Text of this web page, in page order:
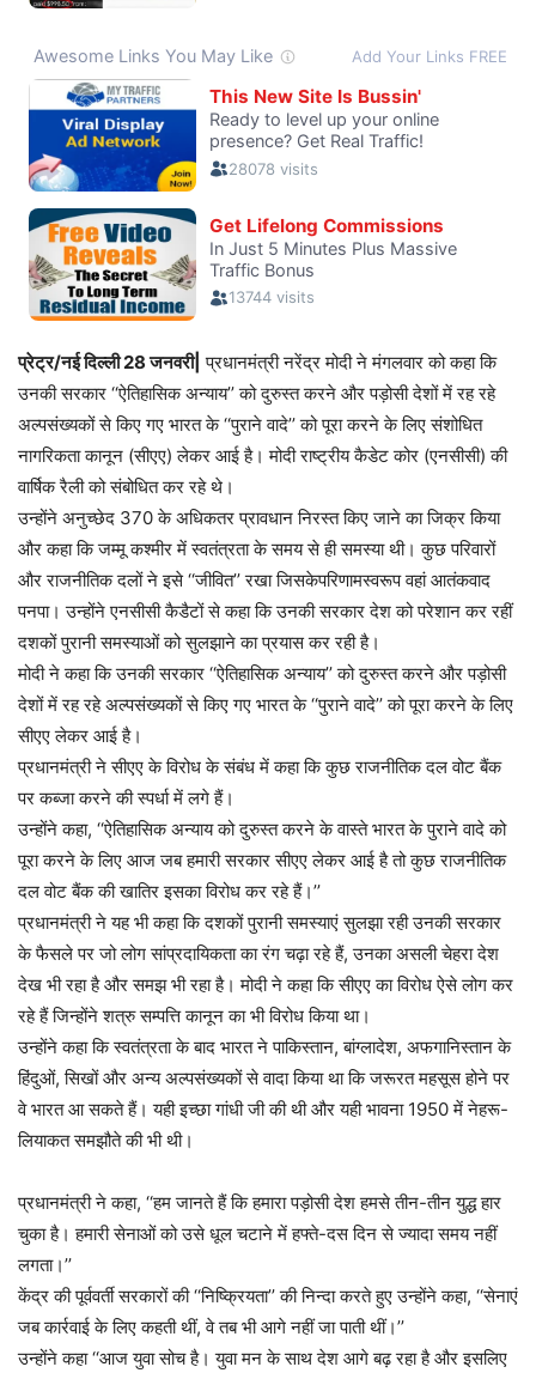
प्रेट्र/नई दिल्ली 28 जनवरी| प्रधानमंत्री नरेंद्र मोदी ने मंगलवार को कहा कि
उनकी सरकार ‘‘ऐतिहासिक अन्याय’’ को दुरुस्त करने और पड़ोसी देशों में रह रहे
अल्पसंख्यकों से किए गए भारत के ‘‘पुराने वादे’’ को पूरा करने के लिए संशोधित
नागरिकता कानून (सीएए) लेकर आई है। मोदी राष्ट्रीय कैडेट कोर (एनसीसी) की
वार्षिक रैली को संबोधित कर रहे थे।
उन्होंने अनुच्छेद 370 के अधिकतर प्रावधान निरस्त किए जाने का जिक्र किया
और कहा कि जम्मू कश्मीर में स्वतंत्रता के समय से ही समस्या थी। कुछ परिवारों
और राजनीतिक दलों ने इसे ‘‘जीवित’’ रखा जिसकेपरिणामस्वरूप वहां आतंकवाद
पनपा। उन्होंने एनसीसी कैडैटों से कहा कि उनकी सरकार देश को परेशान कर रहीं
दशकों पुरानी समस्याओं को सुलझाने का प्रयास कर रही है।
मोदी ने कहा कि उनकी सरकार ‘‘ऐतिहासिक अन्याय’’ को दुरुस्त करने और पड़ोसी
देशों में रह रहे अल्पसंख्यकों से किए गए भारत के ‘‘पुराने वादे’’ को पूरा करने के लिए
सीएए लेकर आई है।
प्रधानमंत्री ने सीएए के विरोध के संबंध में कहा कि कुछ राजनीतिक दल वोट बैंक
पर कब्जा करने की स्पर्धा में लगे हैं।
उन्होंने कहा, ‘‘ऐतिहासिक अन्याय को दुरुस्त करने के वास्ते भारत के पुराने वादे को
पूरा करने के लिए आज जब हमारी सरकार सीएए लेकर आई है तो कुछ राजनीतिक
दल वोट बैंक की खातिर इसका विरोध कर रहे हैं।’’
प्रधानमंत्री ने यह भी कहा कि दशकों पुरानी समस्याएं सुलझा रही उनकी सरकार
के फैसले पर जो लोग सांप्रदायिकता का रंग चढ़ा रहे हैं, उनका असली चेहरा देश
देख भी रहा है और समझ भी रहा है। मोदी ने कहा कि सीएए का विरोध ऐसे लोग कर
रहे हैं जिन्होंने शत्रु सम्पत्ति कानून का भी विरोध किया था।
उन्होंने कहा कि स्वतंत्रता के बाद भारत ने पाकिस्तान, बांग्लादेश, अफगानिस्तान के
हिंदुओं, सिखों और अन्य अल्पसंख्यकों से वादा किया था कि जरूरत महसूस होने पर
वे भारत आ सकते हैं। यही इच्छा गांधी जी की थी और यही भावना 1950 में नेहरू-
लियाकत समझौते की भी थी।
प्रधानमंत्री ने कहा, ‘‘हम जानते हैं कि हमारा पड़ोसी देश हमसे तीन-तीन युद्ध हार
चुका है। हमारी सेनाओं को उसे धूल चटाने में हफ्ते-दस दिन से ज्यादा समय नहीं
लगता।’’
केंद्र की पूर्ववर्ती सरकारों की ‘‘निष्क्रियता’’ की निन्दा करते हुए उन्होंने कहा, ‘‘सेनाएं
जब कार्रवाई के लिए कहती थीं, वे तब भी आगे नहीं जा पाती थीं।’’
उन्होंने कहा ‘‘आज युवा सोच है। युवा मन के साथ देश आगे बढ़ रहा है और इसलिए